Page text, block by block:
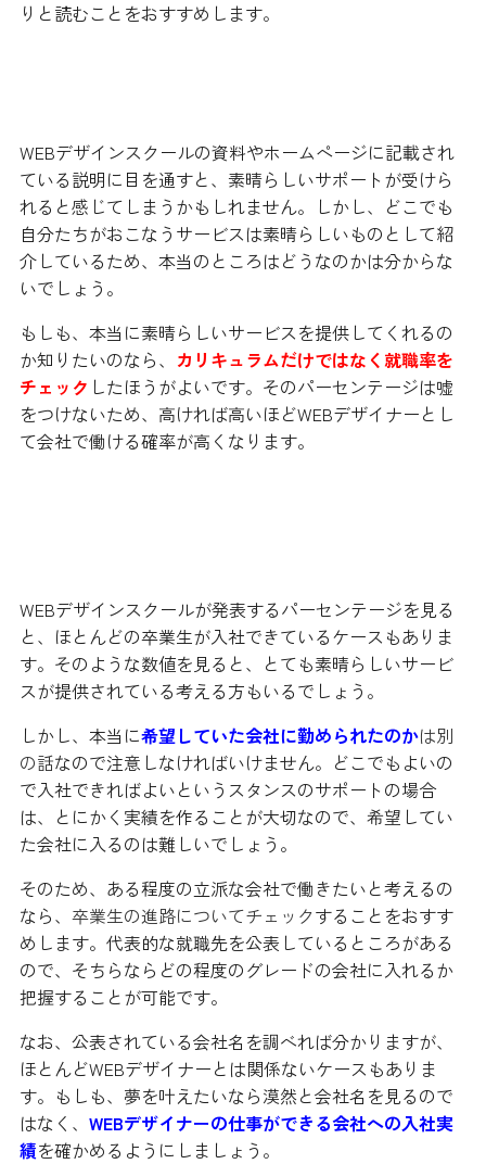
りと読むことをおすすめします。
WEBデザインスクールの資料やホームページに記載され
ている説明に目を通すと、素晴らしいサポートが受けら
れると感じてしまうかもしれません。しかし、どこでも
自分たちがおこなうサービスは素晴らしいものとして紹
介しているため、本当のところはどうなのかは分からな
いでしょう。
もしも、本当に素晴らしいサービスを提供してくれるの
か知りたいのなら、 カリキュラムだけではなく就職率を
チェック したほうがよいです。そのパーセンテージは嘘
をつけないため、高ければ高いほどWEBデザイナーとし
て会社で働ける確率が高くなります。
WEBデザインスクールが発表するパーセンテージを見る
と、ほとんどの卒業生が入社できているケースもありま
す。そのような数値を見ると、とても素晴らしいサービ
スが提供されている考える方もいるでしょう。
しかし、本当に希望していた会社に勤められたのかは別
の話なので注意しなければいけません。どこでもよいの
で入社できればよいというスタンスのサポートの場合
は、とにかく実績を作ることが大切なので、希望してい
た会社に入るのは難しいでしょう。
そのため、ある程度の立派な会社で働きたいと考えるの
なら、 卒業生の進路についてチェックすることをおすす
めします。代表的な就職先を公表しているところがある
ので、そちらならどの程度のグレードの会社に入れるか
把握することが可能です。
なお、公表されている会社名を調べれば分かりますが、
ほとんどWEBデザイナーとは関係ないケースもありま
す。もしも、夢を叶えたいなら漠然と会社名を見るので
はなく、 WEBデザイナーの仕事ができる会社への入社実
績を確かめるようにしましょう。